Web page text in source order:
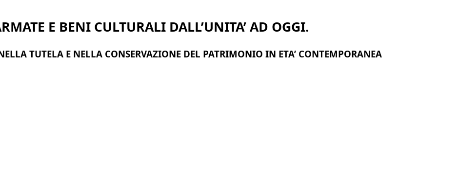
E BENI CULTURALI DALL’UNITA’ AD OGGI.
TUTELA E NELLA CONSERVAZIONE DEL PATRIMONIO IN ETA’ CONTEMPORANEA